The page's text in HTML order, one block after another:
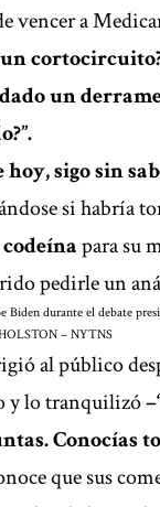
vencer a
un
hoy, sigo sin
si habría
para su
pedirle un
Biden durante el debate
– NYTNS
al público
y lo tranquilizó
Conocías
que sus